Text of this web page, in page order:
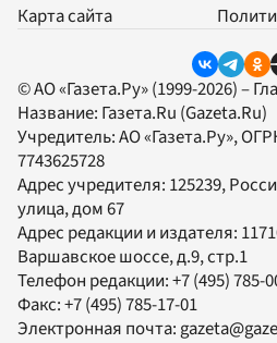
Карта сайта
© АО «Газета.Ру» (1999-2026) –
Название: Газета.Ru (Gazeta.Ru)
Учредитель:АО «Газета.Ру»,
7743625728
Адрес учредителя: 125239,
улица, дом 67
Адрес редакции и издателя:
Варшавское шоссе, д.9, стр.1
Телефон редакции:+7 (495) 785-
Факс:+7 (495) 785-17-01
Электронная почта: